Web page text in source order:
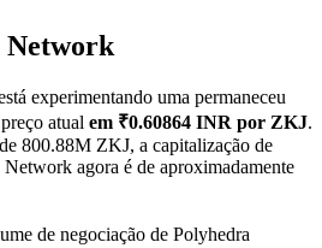
Network
experimentando uma permaneceu
atual em ₹0.60864 INR por ZKJ.
800.88M ZKJ, a capitalização de
agora é de aproximadamente
de negociação de Polyhedra